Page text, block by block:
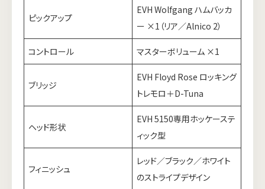
ピックアップ
EVH Wolfgang ハムバッカ
ー ×1（リア／Alnico 2）
コントロール マスターボリューム ×1
ブリッジ
EVH Floyd Rose ロッキング
トレモロ＋D-Tuna
ヘッド形状
EVH 5150専用ホッケーステ
ィック型
フィニッシュ
レッド／ブラック／ホワイト
のストライプデザイン